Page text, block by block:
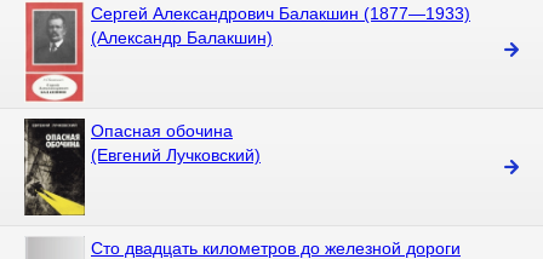
Сергей Александрович Балакшин (1877—1933)
(Александр Балакшин)
Опасная обочина
(Евгений Лучковский)
Сто двадцать километров до железной дороги